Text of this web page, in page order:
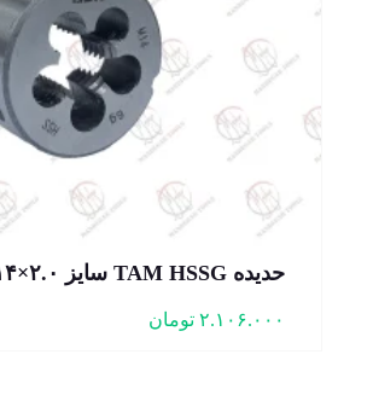
حدیده TAM HSSG سایز M۱۴×۲.۰
۲.۱۰۶.۰۰۰ تومان